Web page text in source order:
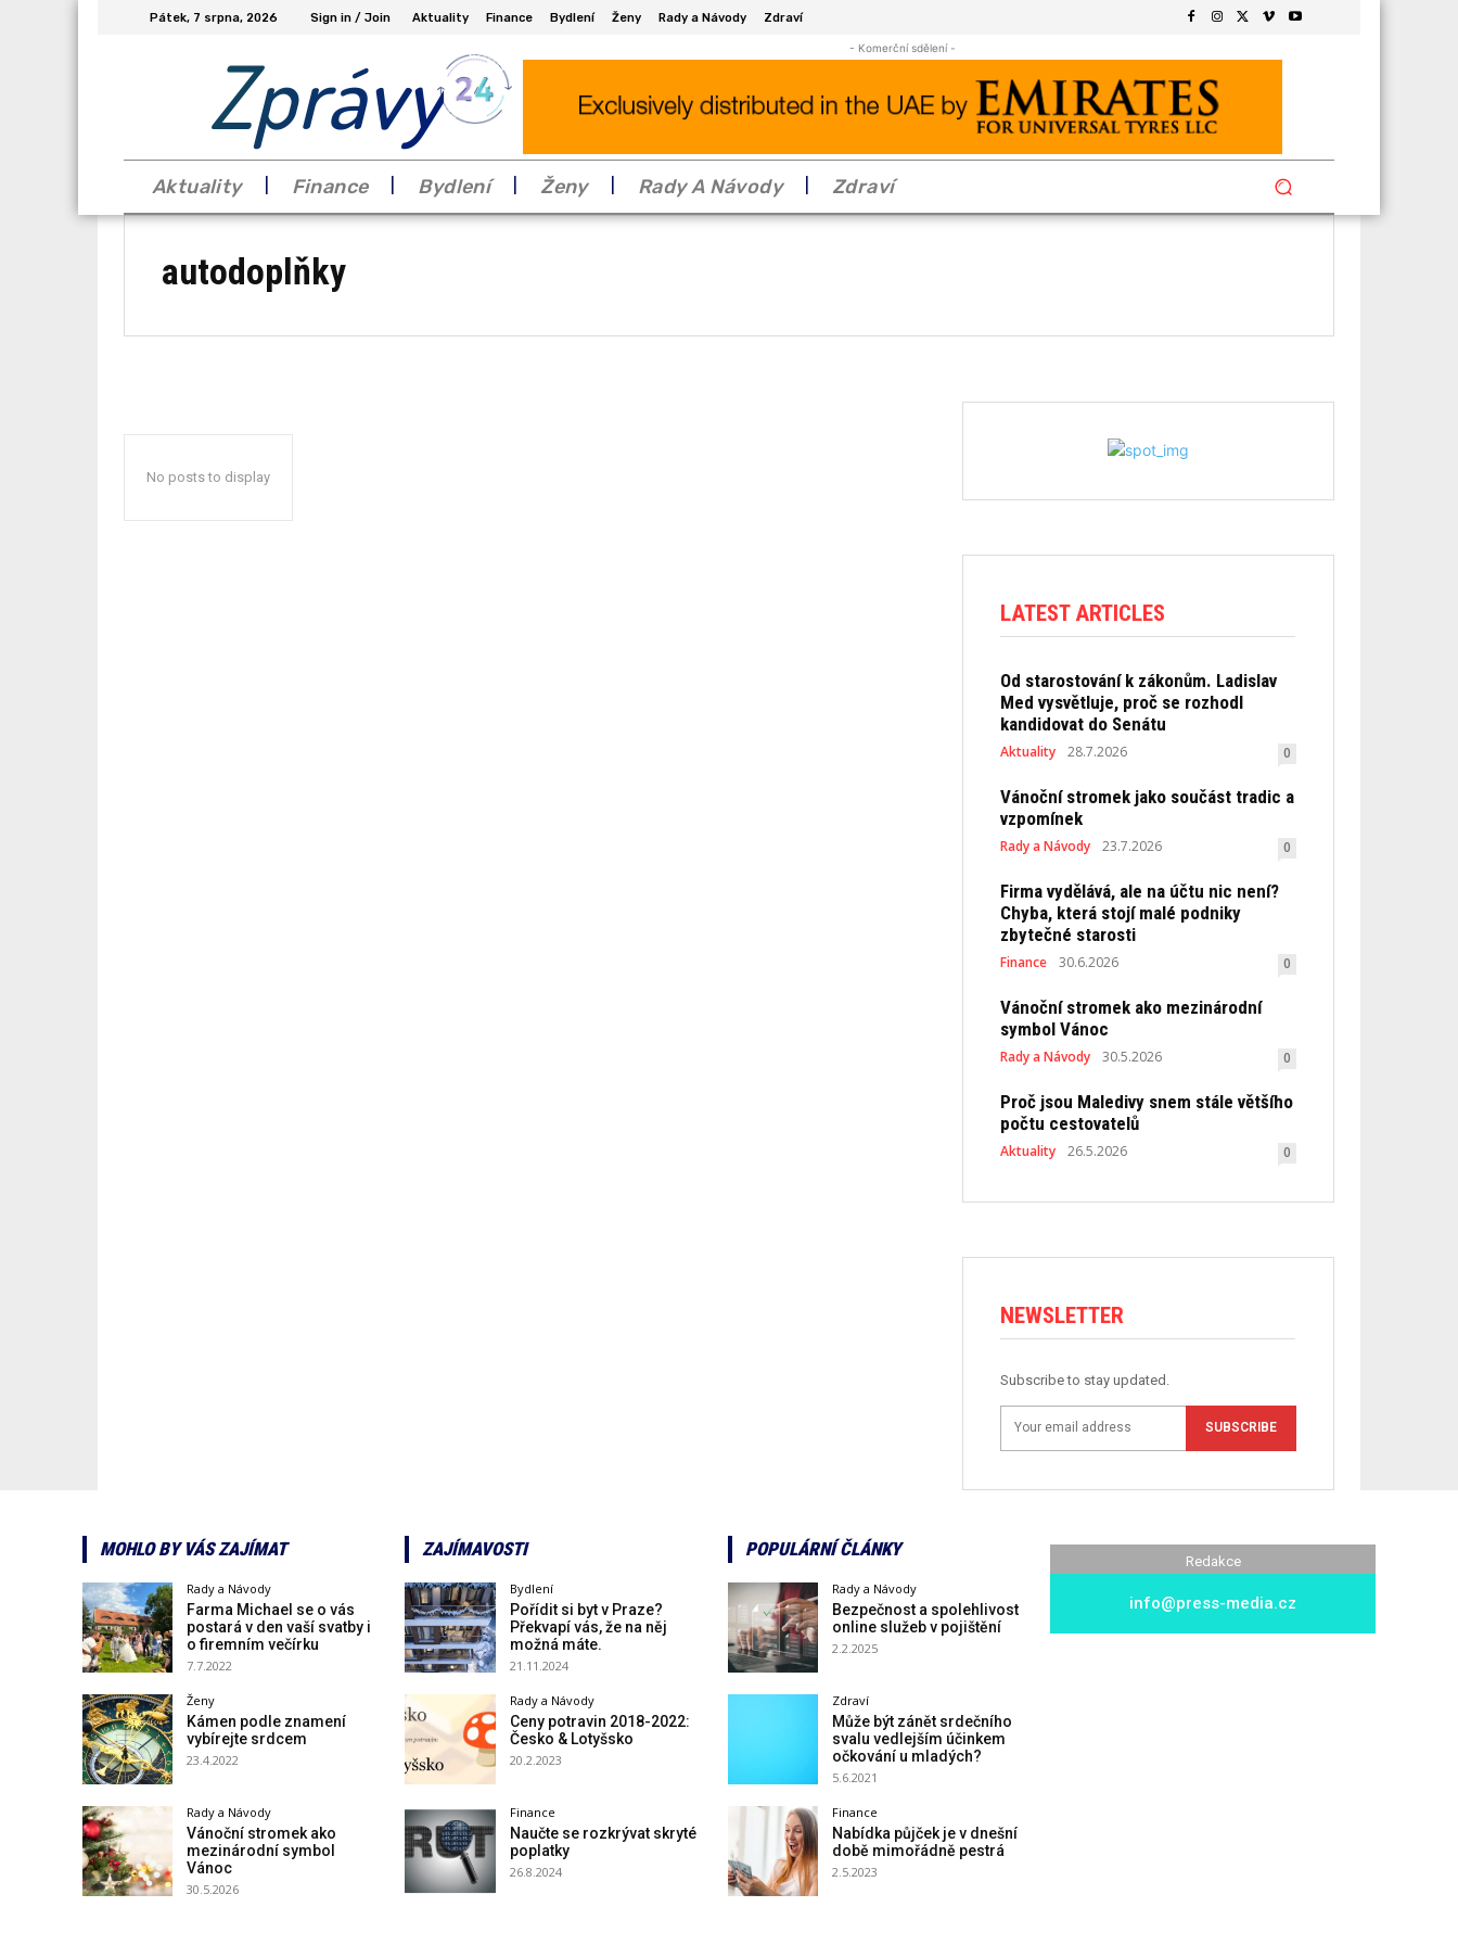
Pátek, 7 srpna, 2026 Sign in / Join Aktuality Finance Bydlení Ženy Rady a Návody Zdraví
Zprávy - Komerční sdělení -
Aktuality Finance Bydlení Ženy Rady A Návody Zdraví
autodoplňky
No posts to display
LATEST ARTICLES
Od starostování k zákonům. Ladislav
Med vysvětluje, proč se rozhodl
kandidovat do Senátu
Aktuality 28.7.2026 0
Vánoční stromek jako součást tradic a
vzpomínek
Rady a Návody 23.7.2026 0
Firma vydělává, ale na účtu nic není?
Chyba, která stojí malé podniky
zbytečné starosti
Finance 30.6.2026 0
Vánoční stromek ako mezinárodní
symbol Vánoc
Rady a Návody 30.5.2026 0
Proč jsou Maledivy snem stále většího
počtu cestovatelů
Aktuality 26.5.2026 0
NEWSLETTER
Subscribe to stay updated.
SUBSCRIBE
MOHLO BY VÁS ZAJÍMAT
Rady a Návody
Farma Michael se o vás
postará v den vaší svatby i
o firemním večírku
7.7.2022
Ženy
Kámen podle znamení
vybírejte srdcem
23.4.2022
Rady a Návody
Vánoční stromek ako
mezinárodní symbol
Vánoc
30.5.2026
ZAJÍMAVOSTI
Bydlení
Pořídit si byt v Praze?
Překvapí vás, že na něj
možná máte.
21.11.2024
Rady a Návody
Ceny potravin 2018-2022:
Česko & Lotyšsko
20.2.2023
Finance
Naučte se rozkrývat skryté
poplatky
26.8.2024
POPULÁRNÍ ČLÁNKY
Rady a Návody
Bezpečnost a spolehlivost
online služeb v pojištění
2.2.2025
Zdraví
Může být zánět srdečního
svalu vedlejším účinkem
očkování u mladých?
5.6.2021
Finance
Nabídka půjček je v dnešní
době mimořádně pestrá
2.5.2023
Redakce
info@press-media.cz